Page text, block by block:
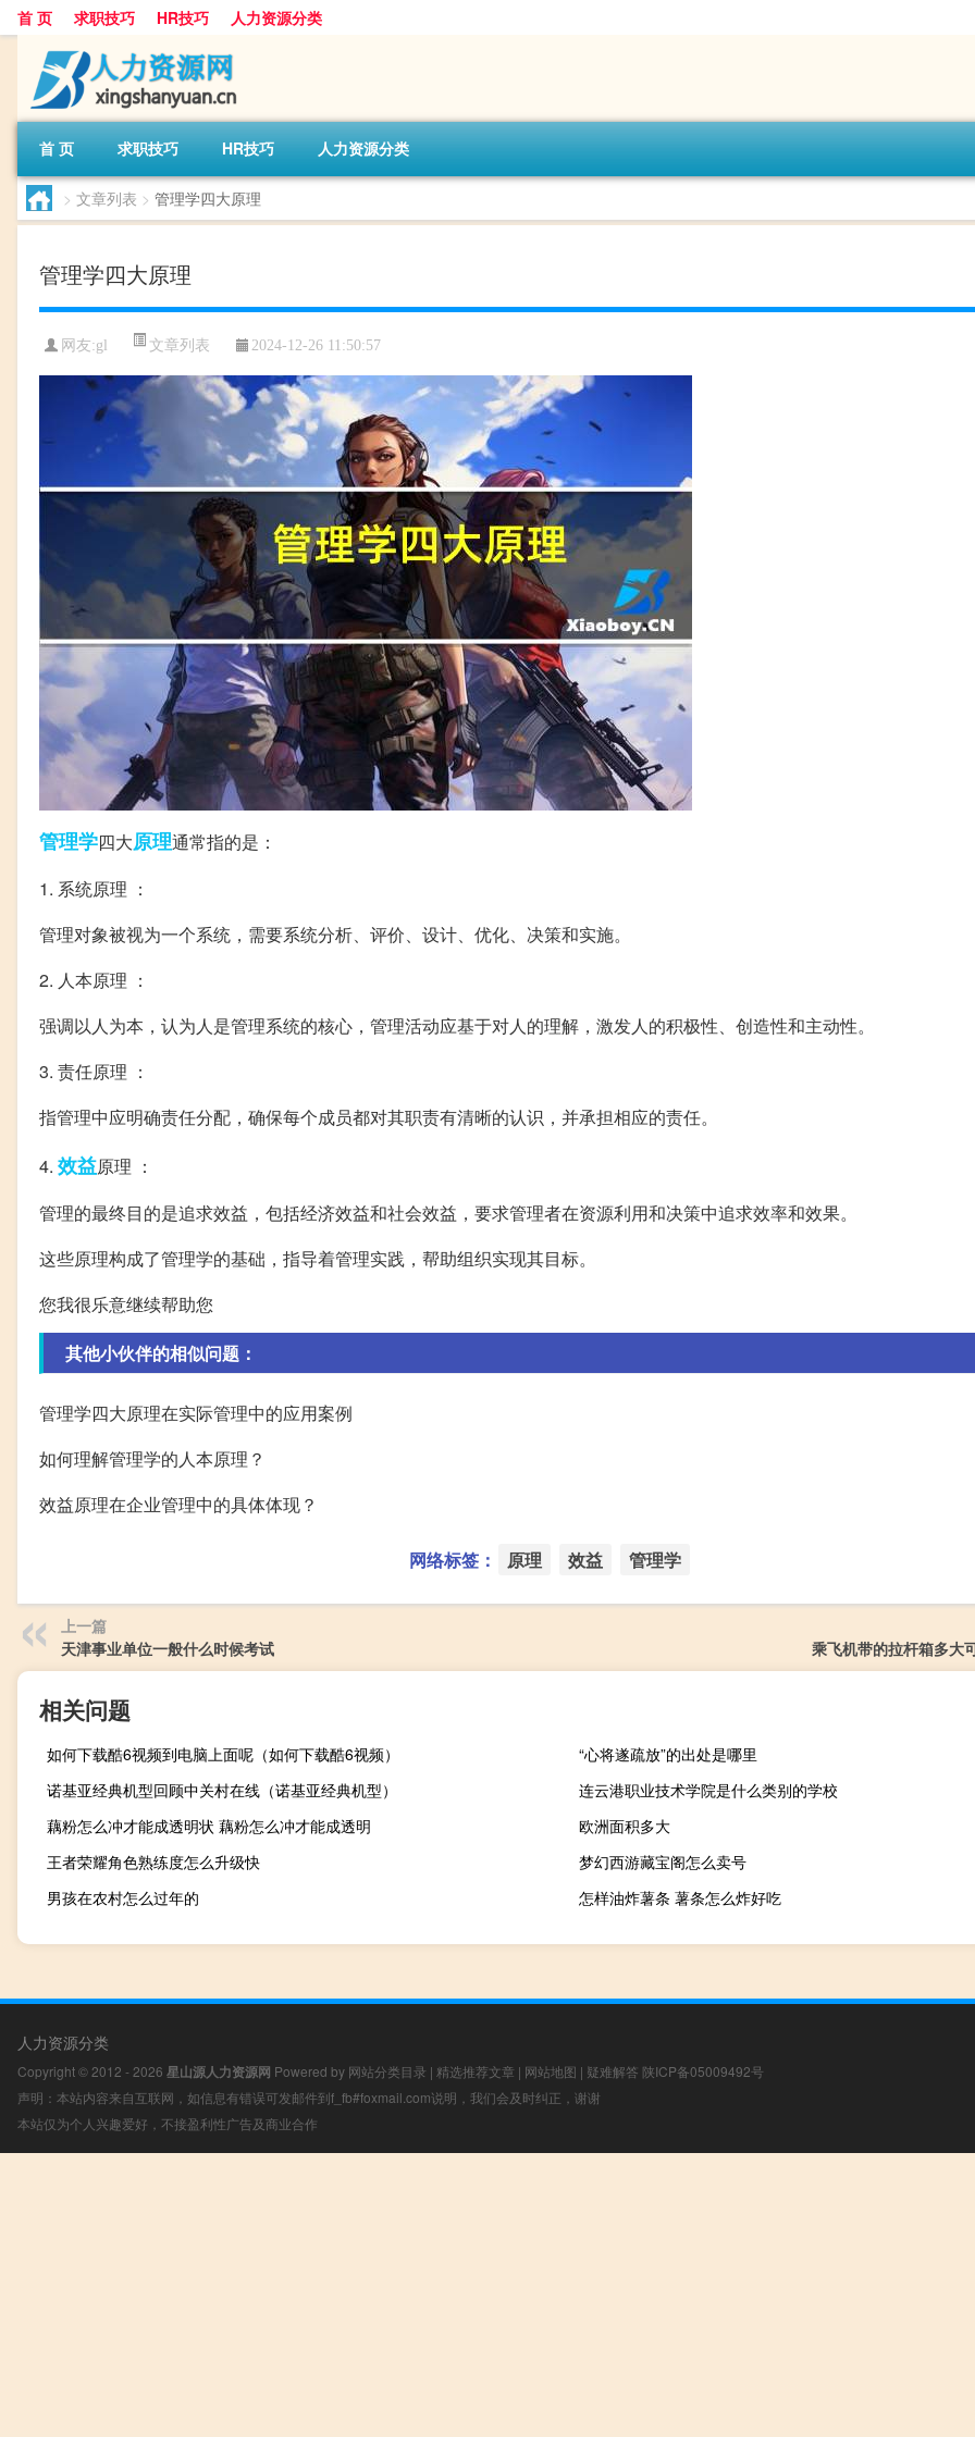
首 页 求职技巧 HR技巧 人力资源分类
首 页 求职技巧 HR技巧 人力资源分类
> 文章列表 > 管理学四大原理
管理学四大原理
网友:gl 文章列表 2024-12-26 11:50:57
管理学四大原理通常指的是：
1. 系统原理 ：
管理对象被视为一个系统，需要系统分析、评价、设计、优化、决策和实施。
2. 人本原理 ：
强调以人为本，认为人是管理系统的核心，管理活动应基于对人的理解，激发人的积极性、创造性和主动性。
3. 责任原理 ：
指管理中应明确责任分配，确保每个成员都对其职责有清晰的认识，并承担相应的责任。
4. 效益原理 ：
管理的最终目的是追求效益，包括经济效益和社会效益，要求管理者在资源利用和决策中追求效率和效果。
这些原理构成了管理学的基础，指导着管理实践，帮助组织实现其目标。
您我很乐意继续帮助您
其他小伙伴的相似问题：
管理学四大原理在实际管理中的应用案例
如何理解管理学的人本原理？
效益原理在企业管理中的具体体现？
网络标签： 原理 效益 管理学
上一篇
天津事业单位一般什么时候考试
乘飞机带的拉杆箱多大
相关问题
如何下载酷6视频到电脑上面呢（如何下载酷6视频）
“心将遂疏放”的出处是哪里
诺基亚经典机型回顾中关村在线（诺基亚经典机型）
连云港职业技术学院是什么类别的学校
藕粉怎么冲才能成透明状 藕粉怎么冲才能成透明
欧洲面积多大
王者荣耀角色熟练度怎么升级快
梦幻西游藏宝阁怎么卖号
男孩在农村怎么过年的
怎样油炸薯条 薯条怎么炸好吃
人力资源分类
Copyright © 2012 - 2026 星山源人力资源网 Powered by 网站分类目录 | 精选推荐文章 | 网站地图 | 疑难解答 陕ICP备05009492号
声明：本站内容来自互联网，如信息有错误可发邮件到f_fb#foxmail.com说明，我们会及时纠正，谢谢
本站仅为个人兴趣爱好，不接盈利性广告及商业合作